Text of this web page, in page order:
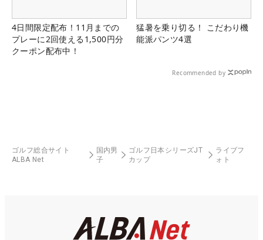
4日間限定配布！11月までの
プレーに2回使える1,500円分
クーポン配布中！
猛暑を乗り切る！ こだわり機
能派パンツ4選
Recommended by
ゴルフ総合サイト
ALBA Net
国内男
子
ゴルフ日本シリーズJT
カップ
ライブフ
ォト